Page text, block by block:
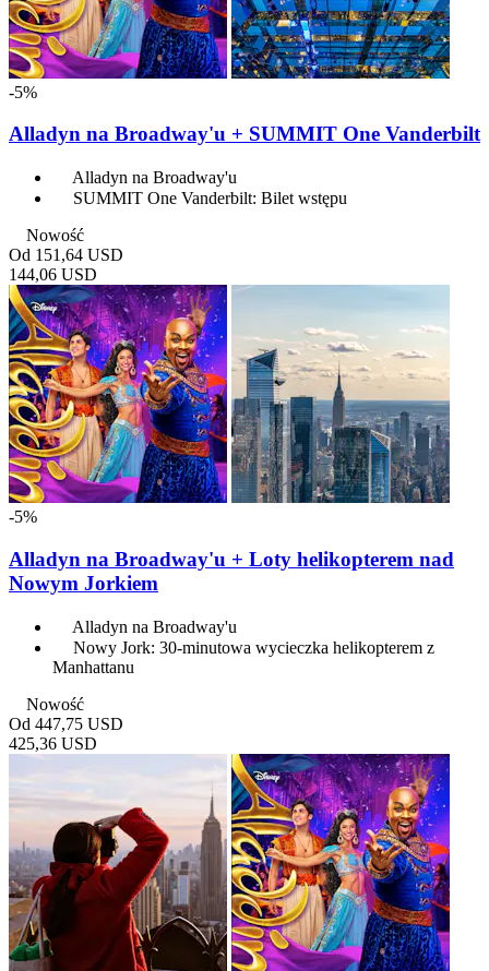
-5%
Alladyn na Broadway'u + SUMMIT One Vanderbilt
Alladyn na Broadway'u
SUMMIT One Vanderbilt: Bilet wstępu
Nowość
Od 151,64 USD
144,06 USD
-5%
Alladyn na Broadway'u + Loty helikopterem nad
Nowym Jorkiem
Alladyn na Broadway'u
Nowy Jork: 30-minutowa wycieczka helikopterem z
Manhattanu
Nowość
Od 447,75 USD
425,36 USD